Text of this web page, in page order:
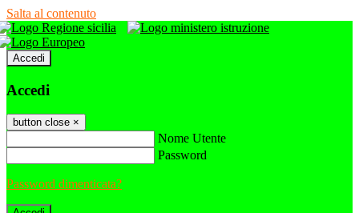
Salta al contenuto
Accedi
Accedi
button close ×
Nome Utente
Password
Password dimenticata?